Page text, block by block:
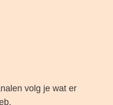
volg je wat er